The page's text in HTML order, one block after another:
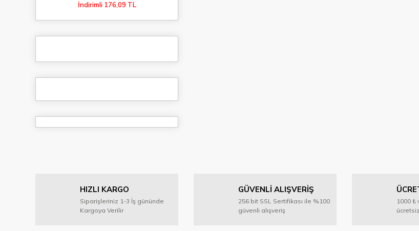
İndirimli 176,09 TL
HIZLI KARGO
Siparişleriniz 1-3 İş gününde
Kargoya Verilir
GÜVENLİ ALIŞVERİŞ
256 bit SSL Sertifikası ile %100
güvenli alışveriş
1000